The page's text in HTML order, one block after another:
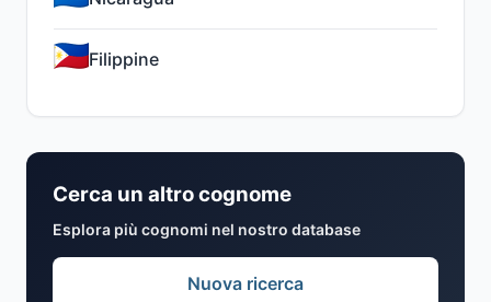
Filippine
Cerca un altro cognome
Esplora più cognomi nel nostro database
Nuova ricerca